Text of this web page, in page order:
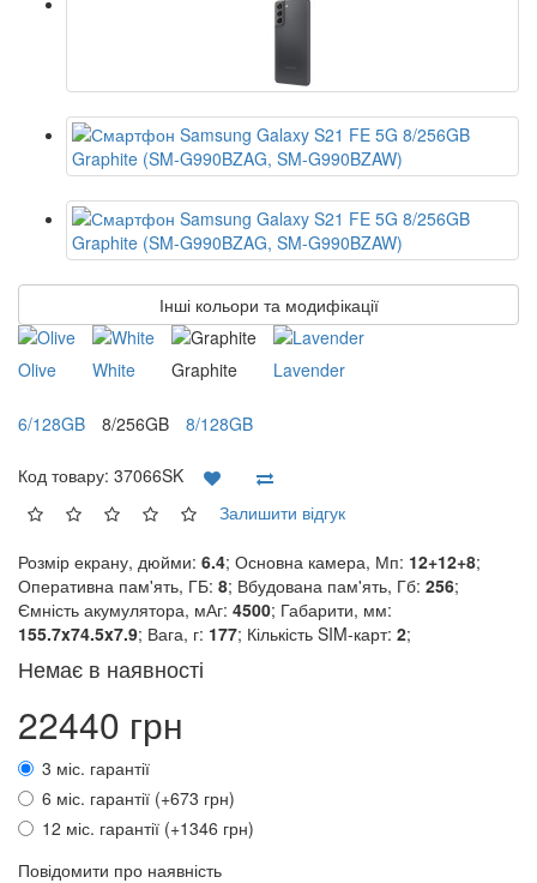
Інші кольори та модифікації
Olive White Graphite Lavender
6/128GB 8/256GB 8/128GB
Код товару: 37066SK
Залишити відгук
Розмір екрану, дюйми: 6.4; Основна камера, Мп: 12+12+8;
Оперативна пам'ять, ГБ: 8; Вбудована пам'ять, Гб: 256;
Ємність акумулятора, мАг: 4500; Габарити, мм:
155.7x74.5x7.9; Вага, г: 177; Кількість SIM-карт: 2;
Немає в наявності
22440 грн
3 міс. гарантії
6 міс. гарантії (+673 грн)
12 міс. гарантії (+1346 грн)
Повідомити про наявність